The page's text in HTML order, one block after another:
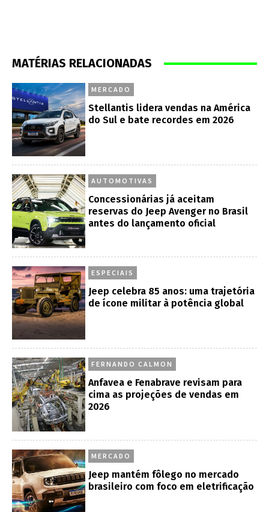
MATÉRIAS RELACIONADAS
MERCADO
Stellantis lidera vendas na América
do Sul e bate recordes em 2026
AUTOMOTIVAS
Concessionárias já aceitam
reservas do Jeep Avenger no Brasil
antes do lançamento oficial
ESPECIAIS
Jeep celebra 85 anos: uma trajetória
de ícone militar à potência global
FERNANDO CALMON
Anfavea e Fenabrave revisam para
cima as projeções de vendas em
2026
MERCADO
Jeep mantém fôlego no mercado
brasileiro com foco em eletrificação